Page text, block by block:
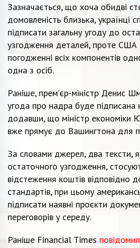
Зазначається, що хоча обидві
домовленість близька, українці
підписати загальну угоду до
узгодження деталей, проте США
погодженні всіх компонентів
одна з осіб.
Раніше, прем’єр-міністр Денис
угода про надра буде
додавши, що міністр економіки
вже прямує до Вашингтона для
За словами джерел, два тексти,
остаточного узгодження,
відстеження коштів відповідно
стандартів, при цьому
підписати наявні проєкти
переговорів у середу.
Раніше Financial Times